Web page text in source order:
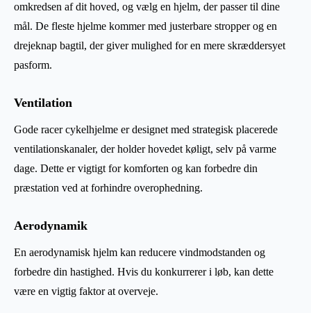
omkredsen af dit hoved, og vælg en hjelm, der passer til dine
mål. De fleste hjelme kommer med justerbare stropper og en
drejeknap bagtil, der giver mulighed for en mere skræddersyet
pasform.
Ventilation
Gode racer cykelhjelme er designet med strategisk placerede
ventilationskanaler, der holder hovedet køligt, selv på varme
dage. Dette er vigtigt for komforten og kan forbedre din
præstation ved at forhindre overophedning.
Aerodynamik
En aerodynamisk hjelm kan reducere vindmodstanden og
forbedre din hastighed. Hvis du konkurrerer i løb, kan dette
være en vigtig faktor at overveje.